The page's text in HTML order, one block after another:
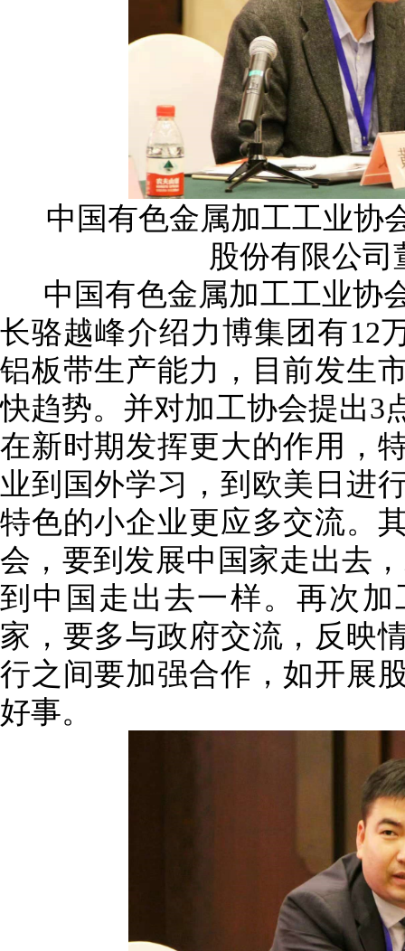
中国有色金属加工工业协
股份有限公司
中国有色金属加工工业协
长骆越峰介绍力博集团有12
铝板带生产能力，目前发生
快趋势。并对加工协会提出3
在新时期发挥更大的作用，
业到国外学习，到欧美日进
特色的小企业更应多交流。
会，要到发展中国家走出去
到中国走出去一样。再次
家，要多与政府交流，反映
行之间要加强合作，如开展
好事。